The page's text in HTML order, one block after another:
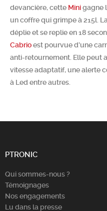
devancière, cette Minigagne
un coffre qui grimpe à 215l.
déplie et se replie en 18
Cabrioest pourvue d’une
anti-retournement. Elle peut
vitesse adaptatif, une alerte
à Led entre autres.
PTRONIC
Qui sommes-nous ?
Témoignages
Nos engagements
Lu dans la presse